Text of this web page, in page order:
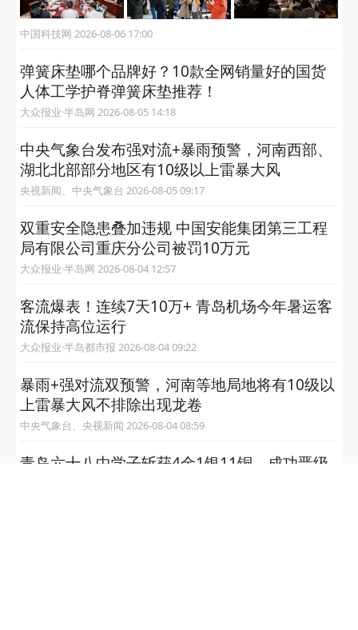
中国科技网 2026-08-06 17:00
弹簧床垫哪个品牌好？10款全网销量好的国货
人体工学护脊弹簧床垫推荐！
大众报业·半岛网 2026-08-05 14:18
中央气象台发布强对流+暴雨预警，河南西部、
湖北北部部分地区有10级以上雷暴大风
央视新闻、中央气象台 2026-08-05 09:17
双重安全隐患叠加违规 中国安能集团第三工程
局有限公司重庆分公司被罚10万元
大众报业·半岛网 2026-08-04 12:57
客流爆表！连续7天10万+ 青岛机场今年暑运客
流保持高位运行
大众报业·半岛都市报 2026-08-04 09:22
暴雨+强对流双预警，河南等地局地将有10级以
上雷暴大风不排除出现龙卷
中央气象台、央视新闻 2026-08-04 08:59
青岛六十八中学子斩获4金1银11铜，成功晋级